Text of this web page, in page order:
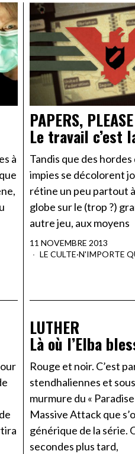
à
PAPERS, PLEASE
Le travail c’est
Tandis que des
impies se décolorent
rétine un peu partout
globe sur le (trop ?)
autre jeu, aux moyens
11 NOVEMBRE 2013
LE CULTE·N'IMPORTE
LUTHER
Là où l’Elba
Rouge et noir. C’est
stendhaliennes et
murmure du «
Massive Attack que
générique de la série.
secondes plus tard,